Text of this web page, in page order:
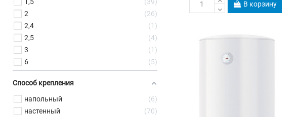
В корзину
1,5
39
2
26
2,4
1
2,5
4
3
1
6
5
Способ крепления
напольный
6
настенный
70